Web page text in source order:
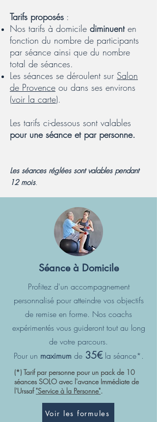
Tarifs proposés :
Nos tarifs à domicile diminuenten
fonction du nombre de participants
par séance ainsi que du nombre
total de séances.
Les séances se déroulent sur Salon
de Provence ou dans ses environs
(voir la carte).
Les tarifs ci-dessous sont valables
pour une séance et par personne.
Les séances réglées sont valables pendant
12 mois.
Séance à Domicile
Profitez d'un accompagnement
personnalisé pour atteindre vos objectifs
de remise en forme. Nos coachs
expérimentés vous guideront tout au long
de votre parcours.
Pour un maximum de 35€la séance*.
(*) Tarif par personne pour un pack de 10
séances SOLO avec l'avance Immédiate de
l'Urssaf "Service à la Personne".
Voir les formules